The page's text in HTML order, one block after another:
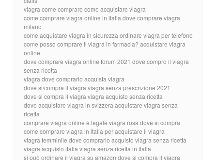
viagra come comprare come acquistare viagra
come comprare viagra online in italia dove comprare viagra
milano
come acquistare viagra in sicurezza ordinare viagra per telefono
come posso comprare il viagra in farmacia? acquistare viagra
online
dove comprare viagra online forum 2021 dove compro il viagra
senza ricetta
viagra dove comprarlo acquista viagra
dove si/compra il viagra viagra senza prescrizione 2021
dove si compra il viagra viagra acquisto senza ricetta
dove acquistare viagra in svizzera acquistare viagra senza
ricetta
comprare viagra online è legale viagra rosa dove si compra
come comprare viagra in italia per acquistare il viagra
viagra femminile dove comprarlo acquisto viagra senza ricetta
viagra acquisto italia viagra senza ricetta in italia
si può ordinare il viagra su amazon dove si compra il viagra